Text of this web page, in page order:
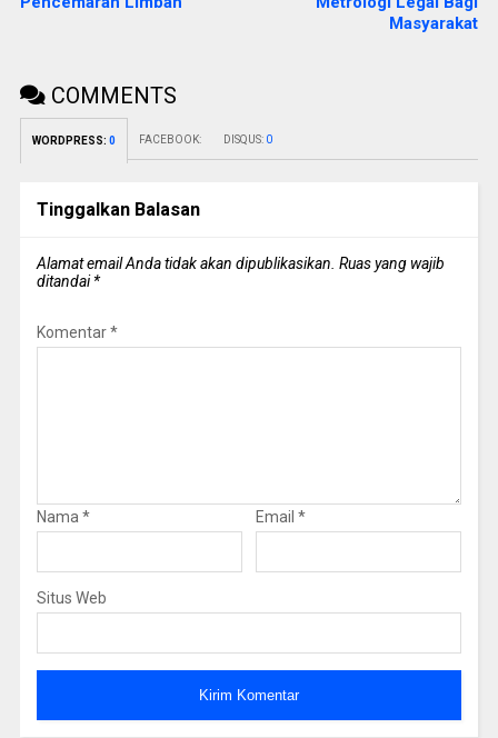
Masyarakat
COMMENTS
WORDPRESS: 0 FACEBOOK: DISQUS: 0
Tinggalkan Balasan
Alamat email Anda tidak akan dipublikasikan. Ruas yang wajib
ditandai*
Komentar*
Nama* Email *
Situs Web